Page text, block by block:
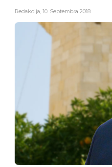
Redakcija, 10. Septembra 2018.